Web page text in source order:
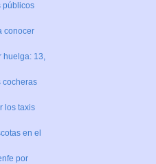
públicos
conocer
huelga: 13,
cocheras
los taxis
en el
por